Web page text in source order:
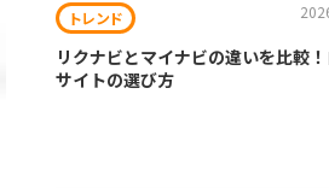
トレンド
リクナビとマイナビの違いを比較
サイトの選び方